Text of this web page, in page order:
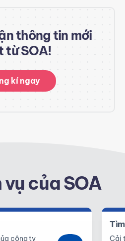
thông tin mới
từ SOA!
kí ngay
của SOA
công ty
Cải